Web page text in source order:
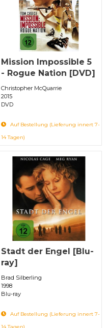
Mission Impossible 5
- Rogue Nation [DVD]
Christopher McQuarrie
2015
DVD
Auf Bestellung (Lieferung innert 7-
14 Tagen)
Stadt der Engel [Blu-
ray]
Brad Silberling
1998
Blu-ray
Auf Bestellung (Lieferung innert 7-